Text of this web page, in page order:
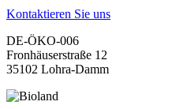
Kontaktieren Sie uns
DE-ÖKO-006
Fronhäuserstraße 12
35102 Lohra-Damm